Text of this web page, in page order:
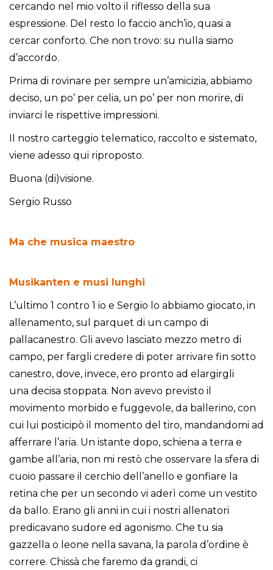
cercando nel mio volto il riflesso della sua
espressione. Del resto lo faccio anch’io, quasi a
cercar conforto. Che non trovo: su nulla siamo
d’accordo.
Prima di rovinare per sempre un’amicizia, abbiamo
deciso, un po’ per celia, un po’ per non morire, di
inviarci le rispettive impressioni.
Il nostro carteggio telematico, raccolto e sistemato,
viene adesso qui riproposto.
Buona (di)visione.
Sergio Russo
Ma che musica maestro
Musikanten e musi lunghi
L’ultimo 1 contro 1 io e Sergio lo abbiamo giocato, in
allenamento, sul parquet di un campo di
pallacanestro. Gli avevo lasciato mezzo metro di
campo, per fargli credere di poter arrivare fin sotto
canestro, dove, invece, ero pronto ad elargirgli
una decisa stoppata. Non avevo previsto il
movimento morbido e fuggevole, da ballerino, con
cui lui posticipò il momento del tiro, mandandomi ad
afferrare l’aria. Un istante dopo, schiena a terra e
gambe all’aria, non mi restò che osservare la sfera di
cuoio passare il cerchio dell’anello e gonfiare la
retina che per un secondo vi aderì come un vestito
da ballo. Erano gli anni in cui i nostri allenatori
predicavano sudore ed agonismo. Che tu sia
gazzella o leone nella savana, la parola d’ordine è
correre. Chissà che faremo da grandi, ci